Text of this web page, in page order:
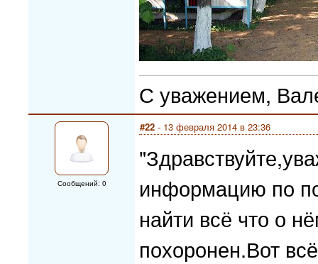
С уважением,
Сообщений: 0
#22 - 13 февраля 2014 в 23:36
информацию по
найти всё что о
похоронен.Вот